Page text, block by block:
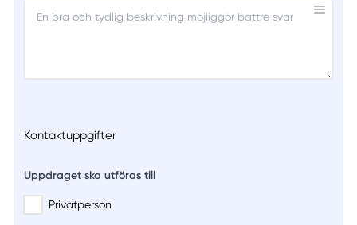
Kontaktuppgifter
Uppdraget ska utföras till
Privatperson